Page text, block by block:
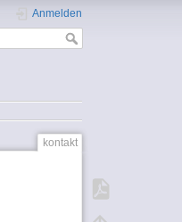
Anmelden
kontakt